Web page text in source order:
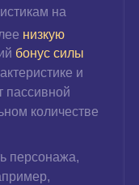
на
низкую
бонус силы
и
пассивной
количестве
персонажа,